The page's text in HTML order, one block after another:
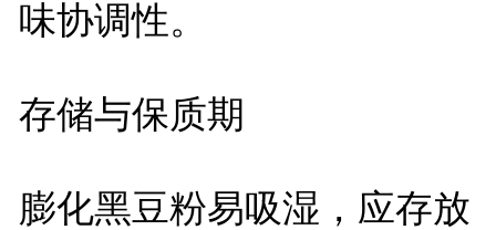
味协调性。
存储与保质期
膨化黑豆粉易吸湿，应存放